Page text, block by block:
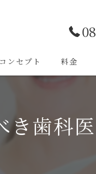
コンセプト 料金
き歯科